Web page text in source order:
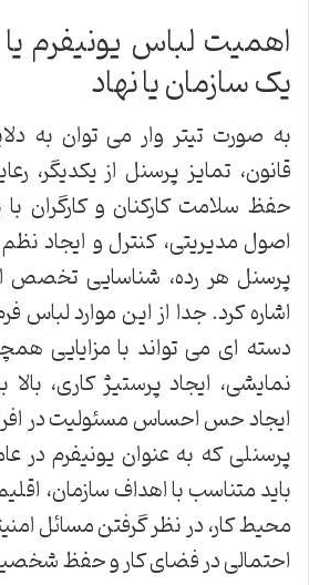
اهمیت لباس یونیفرم
یک سازمان یا نهاد
به صورت تیتر وار می توان به
قانون، تمایز پرسنل از یکدیگر،
حفظ سلامت کارکنان و
اصول مدیریتی، کنترل و ایجاد
پرسنل هر رده، شناسایی تخصص
اشاره کرد. جدا از این موارد لباس
دسته ای می تواند با مزایایی
نمایشی، ایجاد پرستیژ کاری، بالا
ایجاد حس احساس مسئولیت در
پرسنلی که به عنوان یونیفرم در
باید متناسب با اهداف سازمان،
محیط کار، در نظر گرفتن مسائل
احتمالی در فضای کار و حفظ